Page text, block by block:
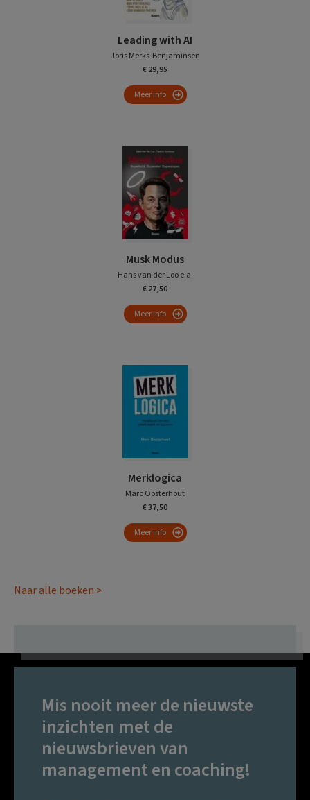
Leading with AI
Joris Merks-Benjaminsen
€ 29,95
Meer info
Musk Modus
Hans van der Loo e.a.
€ 27,50
Meer info
Merklogica
Marc Oosterhout
€ 37,50
Meer info
Naar alle boeken >
Mis nooit meer de nieuwste
inzichten met de
nieuwsbrieven van
management en coaching!